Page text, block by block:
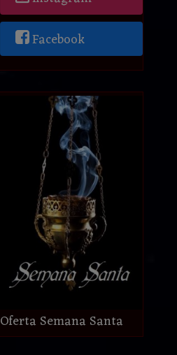
Facebook
Oferta Semana Santa